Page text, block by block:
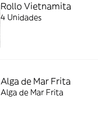
Rollo Vietnamita
4 Unidades
Alga de Mar Frita
Alga de Mar Frita